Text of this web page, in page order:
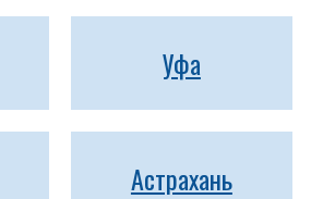
Уфа
Астрахань